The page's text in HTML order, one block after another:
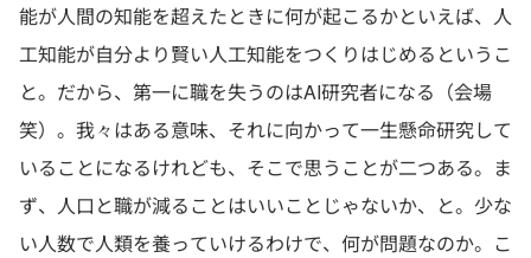
能が人間の知能を超えたときに何が起こるかといえば、人
工知能が自分より賢い人工知能をつくりはじめるというこ
と。だから、第一に職を失うのはAI研究者になる（会場
笑）。我々はある意味、それに向かって一生懸命研究して
いることになるけれども、そこで思うことが二つある。ま
ず、人口と職が減ることはいいことじゃないか、と。少な
い人数で人類を養っていけるわけで、何が問題なのか。こ